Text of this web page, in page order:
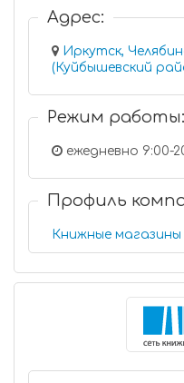
Адрес:
Иркутск,
(Куйбышевский
Режим работы:
ежедневно 9:00-
Профиль
Книжные магазины